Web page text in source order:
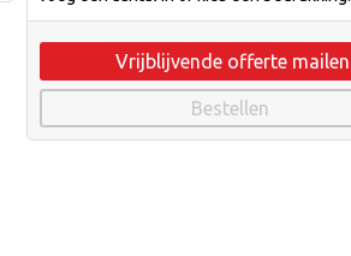
Vrijblijvende offerte mailen
Bestellen